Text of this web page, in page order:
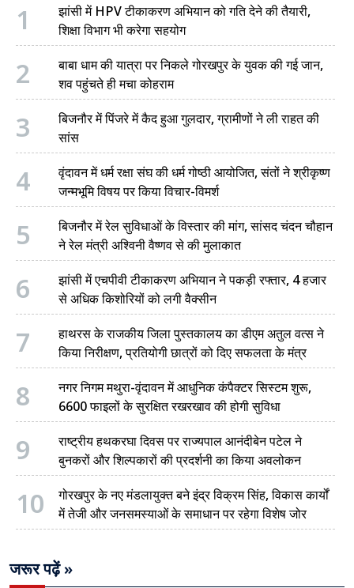
1
झांसी में HPV टीकाकरण अभियान को गति देने की तैयारी,
शिक्षा विभाग भी करेगा सहयोग
2
बाबा धाम की यात्रा पर निकले गोरखपुर के युवक की गई जान,
शव पहुंचते ही मचा कोहराम
3
बिजनौर में पिंजरे में कैद हुआ गुलदार, ग्रामीणों ने ली राहत की
सांस
4
वृंदावन में धर्म रक्षा संघ की धर्म गोष्ठी आयोजित, संतों ने श्रीकृष्ण
जन्मभूमि विषय पर किया विचार-विमर्श
5
बिजनौर में रेल सुविधाओं के विस्तार की मांग, सांसद चंदन चौहान
ने रेल मंत्री अश्विनी वैष्णव से की मुलाकात
6
झांसी में एचपीवी टीकाकरण अभियान ने पकड़ी रफ्तार, 4 हजार
से अधिक किशोरियों को लगी वैक्सीन
7
हाथरस के राजकीय जिला पुस्तकालय का डीएम अतुल वत्स ने
किया निरीक्षण, प्रतियोगी छात्रों को दिए सफलता के मंत्र
8
नगर निगम मथुरा-वृंदावन में आधुनिक कंपैक्टर सिस्टम शुरू,
6600 फाइलों के सुरक्षित रखरखाव की होगी सुविधा
9
राष्ट्रीय हथकरघा दिवस पर राज्यपाल आनंदीबेन पटेल ने
बुनकरों और शिल्पकारों की प्रदर्शनी का किया अवलोकन
10
गोरखपुर के नए मंडलायुक्त बने इंद्र विक्रम सिंह, विकास कार्यों
में तेजी और जनसमस्याओं के समाधान पर रहेगा विशेष जोर
जरूर पढ़ें »